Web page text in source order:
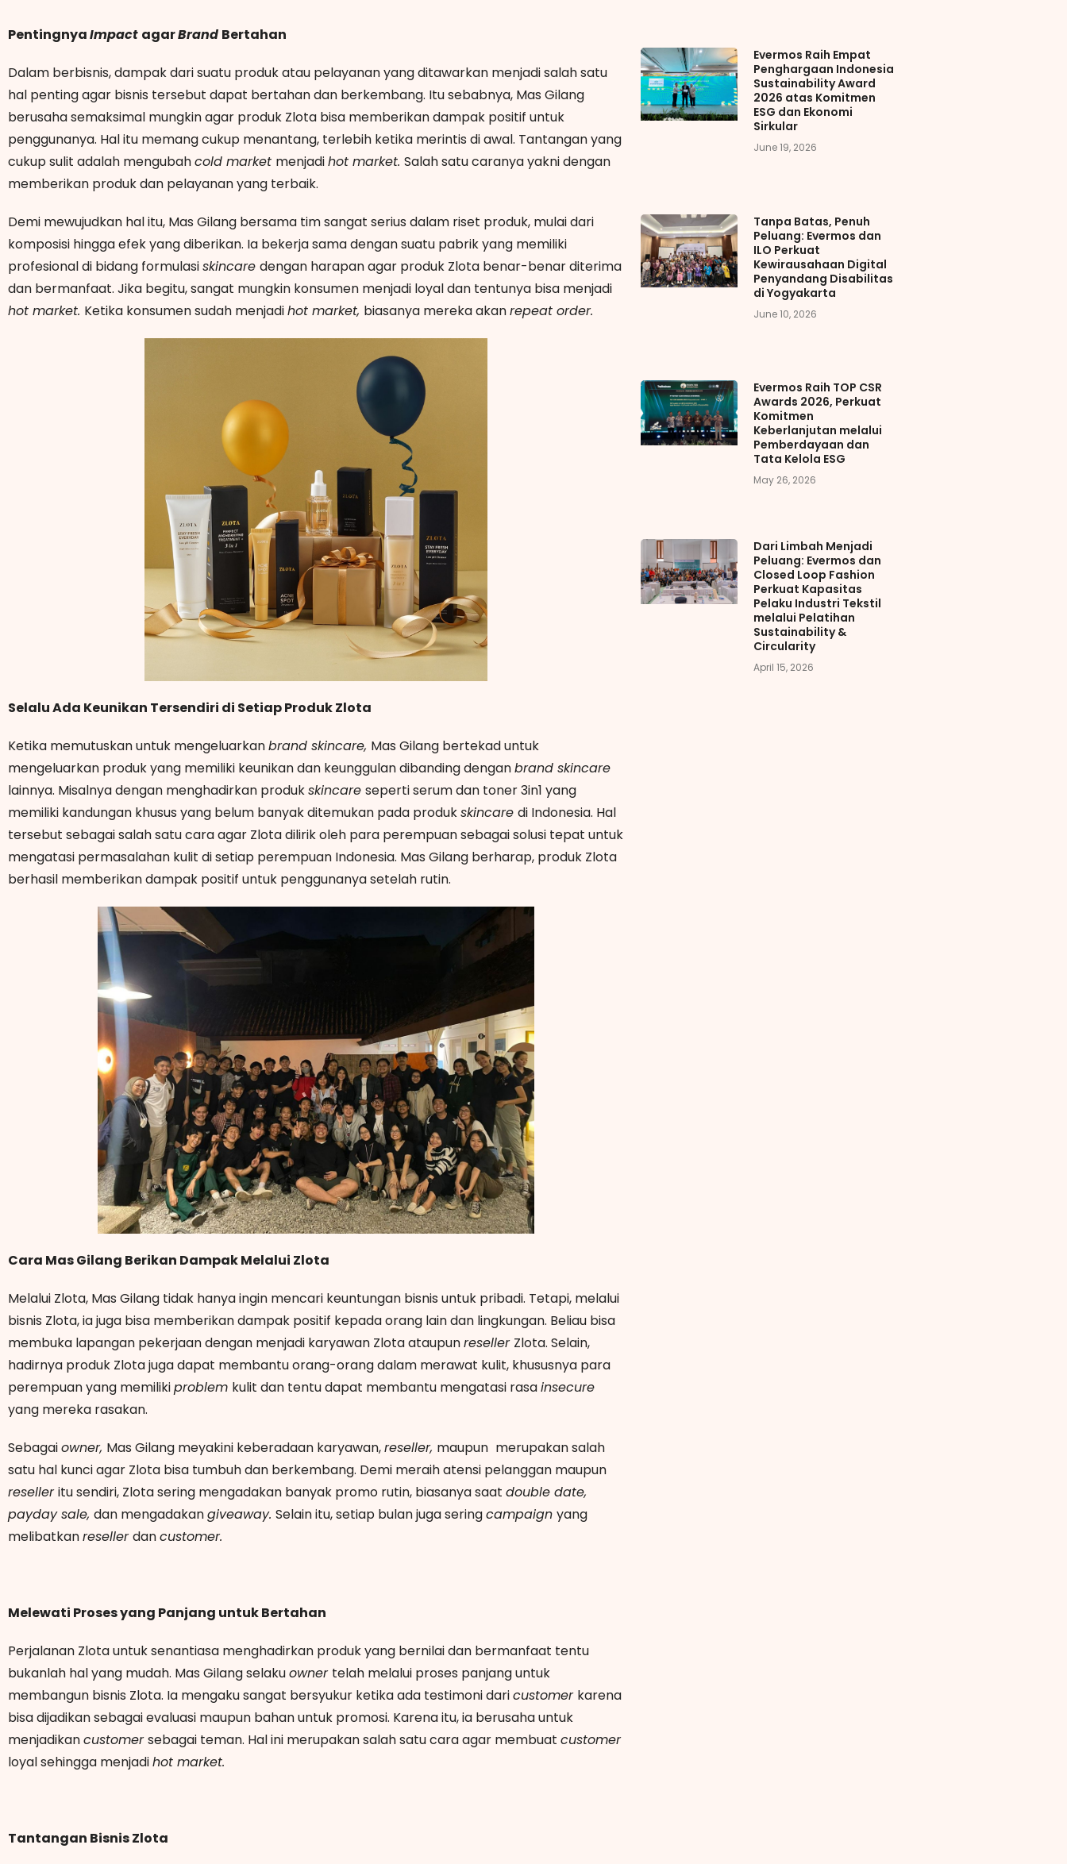
PentingnyaImpact agarBrand Bertahan
Dalam berbisnis, dampak dari suatu produk atau pelayanan yang ditawarkan menjadi salah satu
hal penting agar bisnis tersebut dapat bertahan dan berkembang. Itu sebabnya, Mas Gilang
berusaha semaksimal mungkin agar produk Zlota bisa memberikan dampak positif untuk
penggunanya. Hal itu memang cukup menantang, terlebih ketika merintis di awal. Tantangan yang
cukup sulit adalah mengubahcold market menjadihot market. Salah satu caranya yakni dengan
memberikan produk dan pelayanan yang terbaik.
Demi mewujudkan hal itu, Mas Gilang bersama tim sangat serius dalam riset produk, mulai dari
komposisi hingga efek yang diberikan. Ia bekerja sama dengan suatu pabrik yang memiliki
profesional di bidang formulasiskincare dengan harapan agar produk Zlota benar-benar diterima
dan bermanfaat. Jika begitu, sangat mungkin konsumen menjadi loyal dan tentunya bisa menjadi
hot market. Ketika konsumen sudah menjadihot market, biasanya mereka akanrepeat order.
Selalu Ada Keunikan Tersendiri di Setiap Produk Zlota
Ketika memutuskan untuk mengeluarkanbrand skincare, Mas Gilang bertekad untuk
mengeluarkan produk yang memiliki keunikan dan keunggulan dibanding denganbrand skincare
lainnya. Misalnya dengan menghadirkan produkskincare seperti serum dan toner 3in1 yang
memiliki kandungan khusus yang belum banyak ditemukan pada produkskincare di Indonesia. Hal
tersebut sebagai salah satu cara agar Zlota dilirik oleh para perempuan sebagai solusi tepat untuk
mengatasi permasalahan kulit di setiap perempuan Indonesia. Mas Gilang berharap, produk Zlota
berhasil memberikan dampak positif untuk penggunanya setelah rutin.
Cara Mas Gilang Berikan Dampak Melalui Zlota
Melalui Zlota, Mas Gilang tidak hanya ingin mencari keuntungan bisnis untuk pribadi. Tetapi, melalui
bisnis Zlota, ia juga bisa memberikan dampak positif kepada orang lain dan lingkungan. Beliau bisa
membuka lapangan pekerjaan dengan menjadi karyawan Zlota ataupunreseller Zlota. Selain,
hadirnya produk Zlota juga dapat membantu orang-orang dalam merawat kulit, khususnya para
perempuan yang memilikiproblem kulit dan tentu dapat membantu mengatasi rasainsecure
yang mereka rasakan.
Sebagaiowner, Mas Gilang meyakini keberadaan karyawan,reseller, maupun merupakan salah
satu hal kunci agar Zlota bisa tumbuh dan berkembang. Demi meraih atensi pelanggan maupun
reselleritu sendiri, Zlota sering mengadakan banyak promo rutin, biasanya saat double date,
payday sale, dan mengadakangiveaway. Selain itu, setiap bulan juga seringcampaign yang
melibatkanresellerdancustomer.
Melewati Proses yang Panjang untuk Bertahan
Perjalanan Zlota untuk senantiasa menghadirkan produk yang bernilai dan bermanfaat tentu
bukanlah hal yang mudah. Mas Gilang selakuowner telah melalui proses panjang untuk
membangun bisnis Zlota. Ia mengaku sangat bersyukur ketika ada testimoni daricustomer karena
bisa dijadikan sebagai evaluasi maupun bahan untuk promosi. Karena itu, ia berusaha untuk
menjadikancustomersebagai teman. Hal ini merupakan salah satu cara agar membuat customer
loyal sehingga menjadihot market.
Tantangan Bisnis Zlota
Evermos Raih Empat
Penghargaan Indonesia
Sustainability Award
2026 atas Komitmen
ESG dan Ekonomi
Sirkular
June 19, 2026
Tanpa Batas, Penuh
Peluang: Evermos dan
ILO Perkuat
Kewirausahaan Digital
Penyandang Disabilitas
di Yogyakarta
June 10, 2026
Evermos Raih TOP CSR
Awards 2026, Perkuat
Komitmen
Keberlanjutan melalui
Pemberdayaan dan
Tata Kelola ESG
May 26, 2026
Dari Limbah Menjadi
Peluang: Evermos dan
Closed Loop Fashion
Perkuat Kapasitas
Pelaku Industri Tekstil
melalui Pelatihan
Sustainability &
Circularity
April 15, 2026